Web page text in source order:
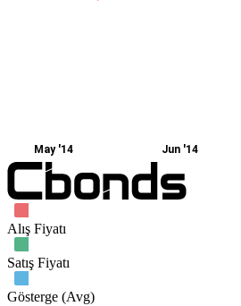
May '14 Jun '14
Alış Fiyatı
Satış Fiyatı
Gösterge (Avg)